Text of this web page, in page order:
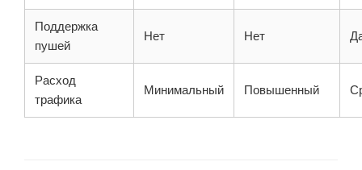
Поддержка
пушей
Нет Нет
Расход
трафика
Минимальный Повышенный